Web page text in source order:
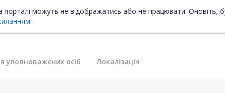
можуть не відображатись або не працювати. Оновіть,
.
уповноважених осіб Локалізація